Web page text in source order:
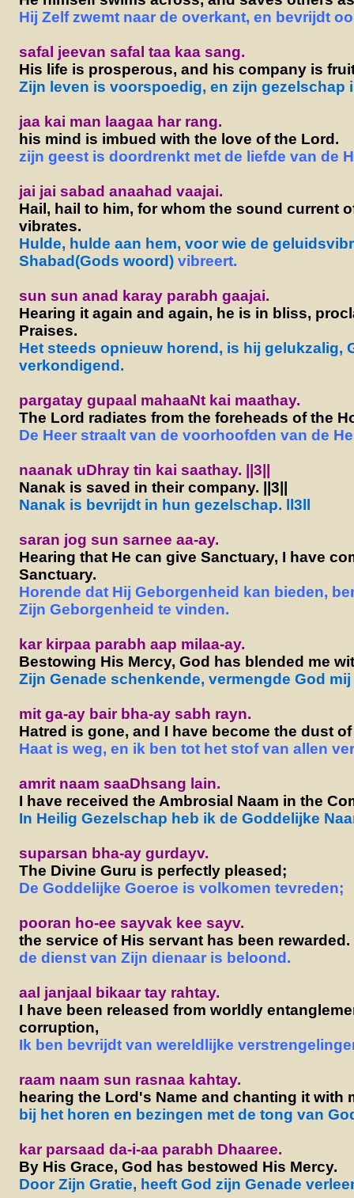
Hij Zelf zwemt naar de overkant, en bevrijdt
safal jeevan safal taa kaa sang.
His life is prosperous, and his company is
Zijn leven is voorspoedig, en zijn gezelschap
jaa kai man laagaa har rang.
his mind is imbued with the love of the Lord.
zijn geest is doordrenkt met de liefde van de
jai jai sabad anaahad vaajai.
Hail, hail to him, for whom the sound current
vibrates.
Hulde, hulde aan hem, voor wie de
Shabad(Gods woord)vibreert.
sun sun anad karay parabh gaajai.
Hearing it again and again, he is in bliss,
Praises.
Het steeds opnieuw horend, is hij gelukzalig,
verkondigend.
pargatay gupaal mahaaNt kai maathay.
The Lord radiates from the foreheads of the
De Heer straalt van de voorhoofden van de
naanak uDhray tin kai saathay. ||3||
Nanak is saved in their company. ||3||
Nanak is bevrijdt in hun gezelschap. ll3ll
saran jog sun sarnee aa-ay.
Hearing that He can give Sanctuary, I have
Sanctuary.
Horende dat Hij Geborgenheid kan bieden,
Zijn Geborgenheid te vinden.
kar kirpaa parabh aap milaa-ay.
Bestowing His Mercy, God has blended me
Zijn Genade schenkende, vermengde God
mit ga-ay bair bha-ay sabh rayn.
Hatred is gone, and I have become the dust of
Haat is weg, en ik ben tot het stof van allen
amrit naam saaDhsang lain.
I have received the Ambrosial Naam in the
In Heilig Gezelschap heb ik de Goddelijke
suparsan bha-ay gurdayv.
The Divine Guru is perfectly pleased;
De Goddelijke Goeroe is volkomen tevreden;
pooran ho-ee sayvak kee sayv.
the service of His servant has been rewarded.
de dienst van Zijn dienaar is beloond.
aal janjaal bikaar tay rahtay.
I have been released from worldly
corruption,
Ik ben bevrijdt van wereldlijke
raam naam sun rasnaa kahtay.
hearing the Lord's Name and chanting it with
bij het horen en bezingen met de tong van
kar parsaad da-i-aa parabh Dhaaree.
By His Grace, God has bestowed His Mercy.
Door Zijn Gratie, heeft God zijn Genade